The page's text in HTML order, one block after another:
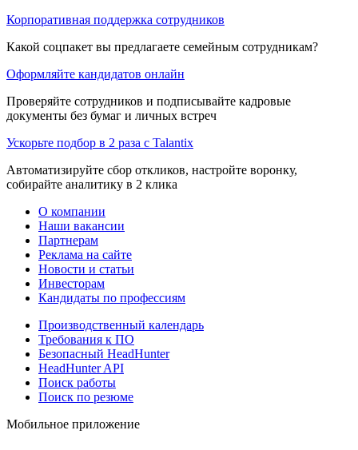
Корпоративная поддержка сотрудников
Какой соцпакет вы предлагаете семейным сотрудникам?
Оформляйте кандидатов онлайн
Проверяйте сотрудников и подписывайте кадровые
документы без бумаг и личных встреч
Ускорьте подбор в 2 раза с Talantix
Автоматизируйте сбор откликов, настройте воронку,
собирайте аналитику в 2 клика
О компании
Наши вакансии
Партнерам
Реклама на сайте
Новости и статьи
Инвесторам
Кандидаты по профессиям
Производственный календарь
Требования к ПО
Безопасный HeadHunter
HeadHunter API
Поиск работы
Поиск по резюме
Мобильное приложение